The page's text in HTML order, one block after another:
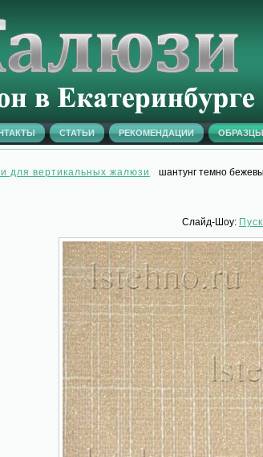
СТАТЬИ РЕКОМЕНДАЦИИ ОБРАЗЦЫ
для вертикальных жалюзи
шантунг темно
Слайд-Шоу: Пуск